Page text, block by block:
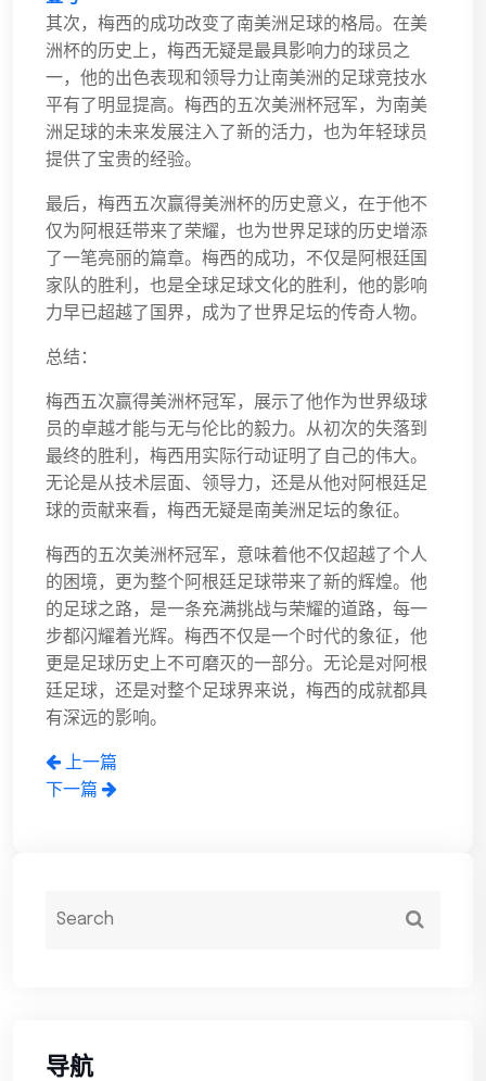
其次，梅西的成功改变了南美洲足球的格局。在美
洲杯的历史上，梅西无疑是最具影响力的球员之
一，他的出色表现和领导力让南美洲的足球竞技水
平有了明显提高。梅西的五次美洲杯冠军，为南美
洲足球的未来发展注入了新的活力，也为年轻球员
提供了宝贵的经验。
最后，梅西五次赢得美洲杯的历史意义，在于他不
仅为阿根廷带来了荣耀，也为世界足球的历史增添
了一笔亮丽的篇章。梅西的成功，不仅是阿根廷国
家队的胜利，也是全球足球文化的胜利，他的影响
力早已超越了国界，成为了世界足坛的传奇人物。
总结：
梅西五次赢得美洲杯冠军，展示了他作为世界级球
员的卓越才能与无与伦比的毅力。从初次的失落到
最终的胜利，梅西用实际行动证明了自己的伟大。
无论是从技术层面、领导力，还是从他对阿根廷足
球的贡献来看，梅西无疑是南美洲足坛的象征。
梅西的五次美洲杯冠军，意味着他不仅超越了个人
的困境，更为整个阿根廷足球带来了新的辉煌。他
的足球之路，是一条充满挑战与荣耀的道路，每一
步都闪耀着光辉。梅西不仅是一个时代的象征，他
更是足球历史上不可磨灭的一部分。无论是对阿根
廷足球，还是对整个足球界来说，梅西的成就都具
有深远的影响。
上一篇
下一篇
导航